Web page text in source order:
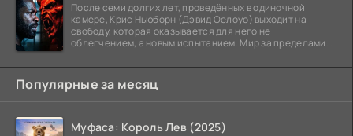
После семи долгих лет, проведённых в одиночной
камере, Крис Ньюборн (Дэвид Оелоуо) выходит на
свободу, которая оказывается для него не
облегчением, а новым испытанием. Мир за пределами
Популярные за месяц
Муфаса: Король Лев (2025)